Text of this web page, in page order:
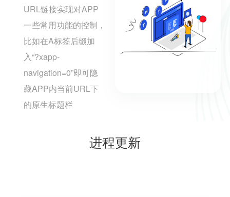
URL链接实现对APP
一些常用功能的控制，
比如在A标签后缀加
入“?xapp-
navigation=0”即可隐
藏APP内当前URL下
的原生标题栏
进程更新